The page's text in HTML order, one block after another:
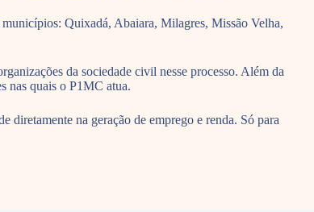
municípios: Quixadá, Abaiara, Milagres, Missão Velha,
da sociedade civil nesse processo. Além da
nas quais o P1MC atua.
diretamente na geração de emprego e renda. Só para